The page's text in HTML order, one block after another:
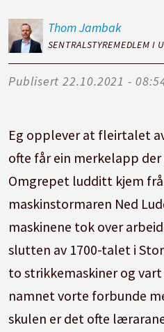
ThomJambak
SENTRALSTYREMEDLEM I
Publisert 22.10.2021 -
Eg opplever at fleirtalet
ofte får ein merkelapp
Omgrepet ludditt kjem
maskinstormaren Ned
maskinene tok over
slutten av 1700-talet i
to strikkemaskiner og vart
namnet vorte forbunde
skulen er det ofte